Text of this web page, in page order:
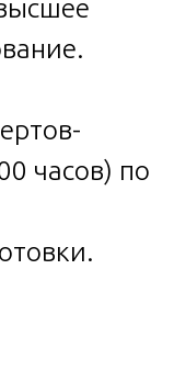
часов) по